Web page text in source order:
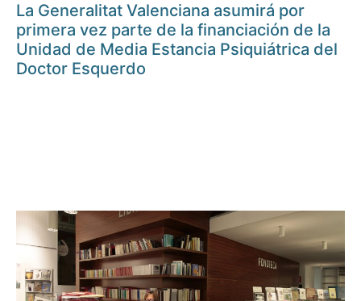
La Generalitat Valenciana asumirá por
primera vez parte de la financiación de la
Unidad de Media Estancia Psiquiátrica del
Doctor Esquerdo